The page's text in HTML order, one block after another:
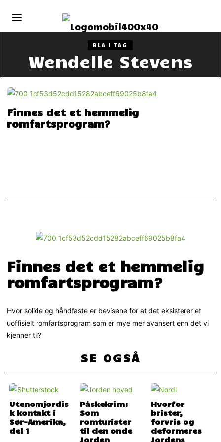
BLA I TAG
Wendelle Stevens
Finnes det et hemmelig
romfartsprogram?
Finnes det et hemmelig
romfartsprogram?
Hvor solide og håndfaste er bevisene for at det eksisterer et
uoffisielt romfartsprogram som er mye mer avansert enn det vi
kjenner til?
SE OGSÅ
Utenomjordis
k kontakt i
Sør-Amerika,
del 1
Påskekrim:
Som
romturister
til den onde
Jorden
Hvorfor
brister,
forvris og
deformeres
Jordens